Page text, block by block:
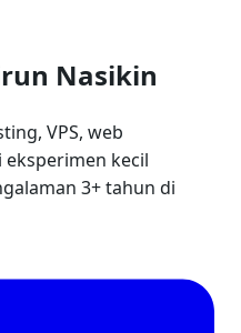
Nasikin
VPS, web
kecil
3+ tahun di